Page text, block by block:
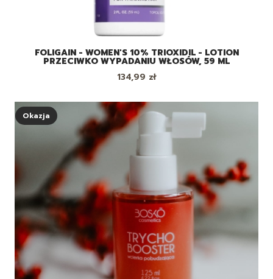
FOLIGAIN - WOMEN'S 10% TRIOXIDIL - LOTION
PRZECIWKO WYPADANIU WŁOSÓW, 59 ML
Cena
134,99 zł
Okazja